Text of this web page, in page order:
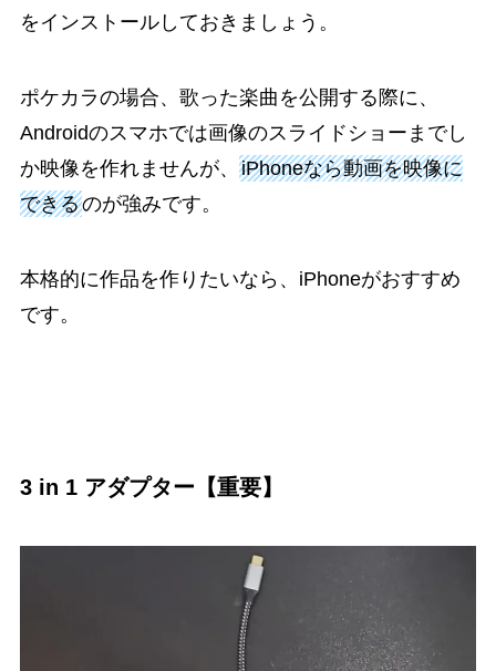
をインストールしておきましょう。
ポケカラの場合、歌った楽曲を公開する際に、
Androidのスマホでは画像のスライドショーまでし
か映像を作れませんが、 iPhoneなら動画を映像に
できるのが強みです。
本格的に作品を作りたいなら、iPhoneがおすすめ
です。
3 in 1 アダプター【重要】